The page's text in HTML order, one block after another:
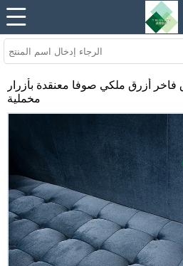
أزرق ملكي صوفا معنقدة بأزرار
مخملية